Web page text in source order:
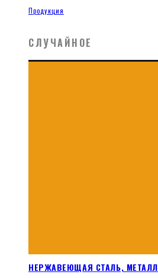
Продукция
СЛУЧАЙНОЕ
НЕРЖАВЕЮЩАЯ СТАЛЬ, МЕТАЛЛ